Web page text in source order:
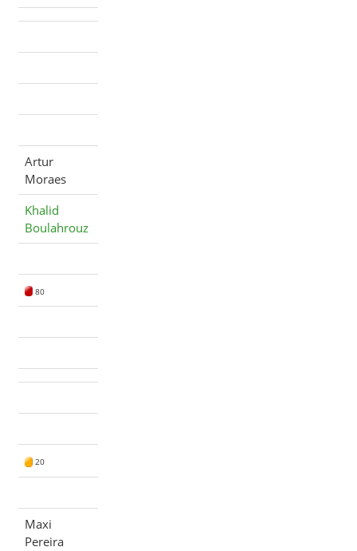
Artur
Moraes
Khalid
Boulahrouz
80
20
Maxi
Pereira